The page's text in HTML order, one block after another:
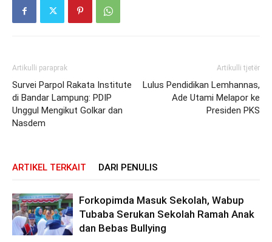
Artikulli paraprak
Survei Parpol Rakata Institute
di Bandar Lampung: PDIP
Unggul Mengikut Golkar dan
Nasdem
Artikulli tjetër
Lulus Pendidikan Lemhannas,
Ade Utami Melapor ke
Presiden PKS
ARTIKEL TERKAIT DARI PENULIS
Forkopimda Masuk Sekolah, Wabup
Tubaba Serukan Sekolah Ramah Anak
dan Bebas Bullying